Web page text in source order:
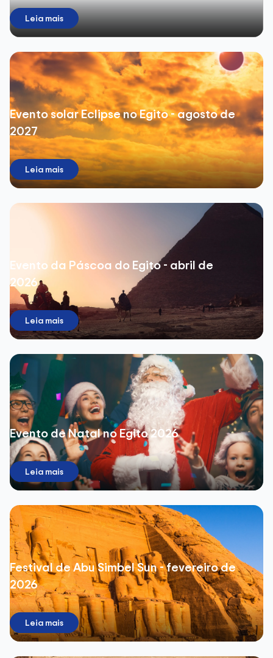
Leia mais
Evento solar Eclipse no Egito - agosto de
2027
Leia mais
Evento da Páscoa do Egito - abril de
2026
Leia mais
Evento de Natal no Egito 2026
Leia mais
Festival de Abu Simbel Sun - fevereiro de
2026
Leia mais